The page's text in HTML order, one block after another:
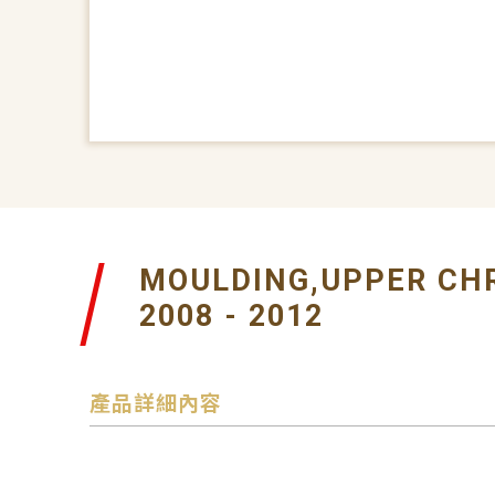
MOULDING,UPPER
2008 - 2012
產品詳細內容